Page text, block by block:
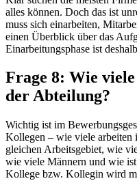
alles können. Doch das ist
muss sich einarbeiten,
einen Überblick über das
Einarbeitungsphase ist
Frage 8: Wie
der Abteilung?
Wichtig ist im
Kollegen – wie viele
gleichen Arbeitsgebiet, wie
wie viele Männern und wie
Kollege bzw. Kollegin wird